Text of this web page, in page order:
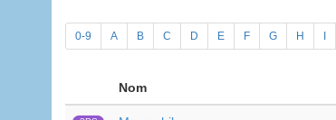
0-9 A B C D E F G H
Nom